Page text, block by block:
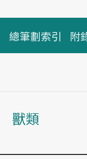
總筆劃索引 附
獸類